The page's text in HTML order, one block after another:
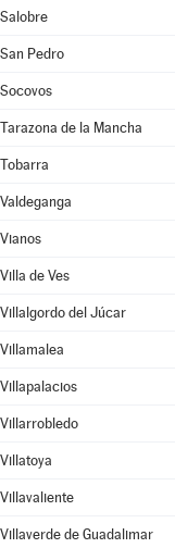
Salobre
San Pedro
Socovos
Tarazona de la Mancha
Tobarra
Valdeganga
Vianos
Villa de Ves
Villalgordo del Júcar
Villamalea
Villapalacios
Villarrobledo
Villatoya
Villavaliente
Villaverde de Guadalimar